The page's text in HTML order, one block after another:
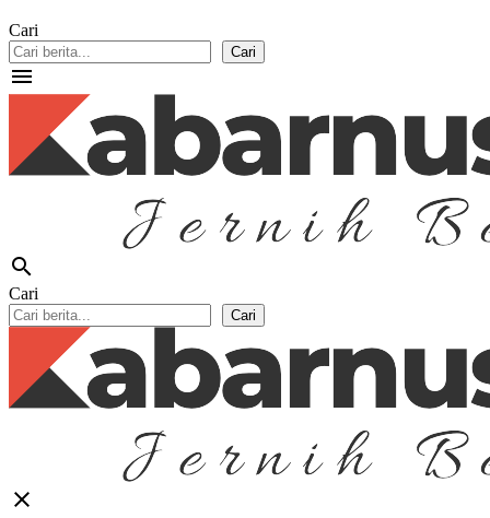
Cari
Cari
menu
search
Cari
Cari
close